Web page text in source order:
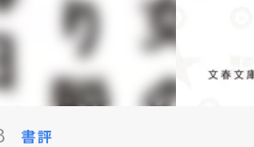
書評